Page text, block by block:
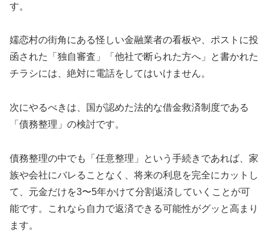
す。
嬬恋村の街角にある怪しい金融業者の看板や、ポストに投
函された「独自審査」「他社で断られた方へ」と書かれた
チラシには、絶対に電話をしてはいけません。
次にやるべきは、国が認めた法的な借金救済制度である
「債務整理」の検討です。
債務整理の中でも「任意整理」という手続きであれば、家
族や会社にバレることなく、将来の利息を完全にカットし
て、元金だけを3〜5年かけて分割返済していくことが可
能です。これなら自力で返済できる可能性がグッと高まり
ます。